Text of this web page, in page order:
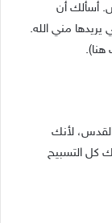
أسألك أن
مني الله.
هنا).
لأنك
كل التسبيح